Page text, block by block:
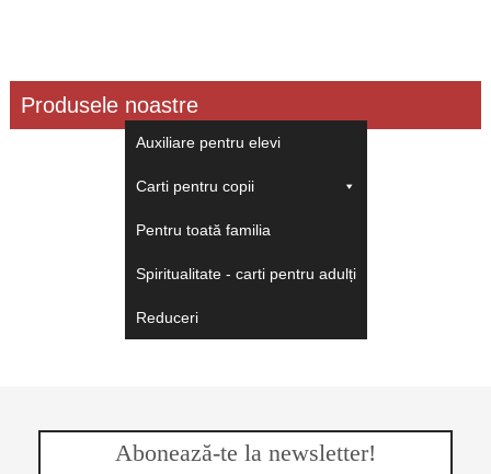
Produsele noastre
Auxiliare pentru elevi
Carti pentru copii
Pentru toată familia
Spiritualitate - carti pentru adulți
Reduceri
copii
credincioși
Abonează-te la newsletter!